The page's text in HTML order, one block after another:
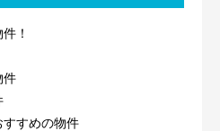
！
件
すすめの物件